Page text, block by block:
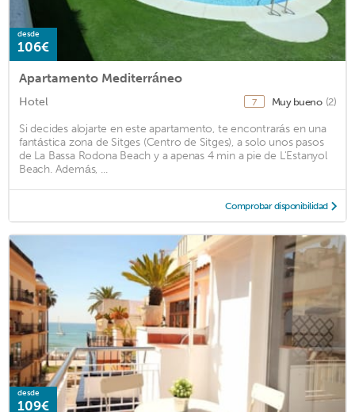
desde
106€
Apartamento Mediterráneo
Hotel 7 Muy bueno (2)
Si decides alojarte en este apartamento, te encontrarás en una
fantástica zona de Sitges (Centro de Sitges), a solo unos pasos
de La Bassa Rodona Beach y a apenas 4 min a pie de L'Estanyol
Beach. Además, ...
Comprobar disponibilidad
desde
109€